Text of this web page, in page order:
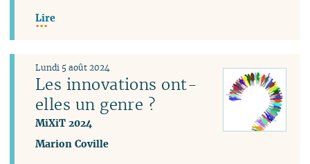
Lire
Les innovations ont-
elles un genre ?
MiXiT 2024
Lundi 5 août 2024
Marion Coville